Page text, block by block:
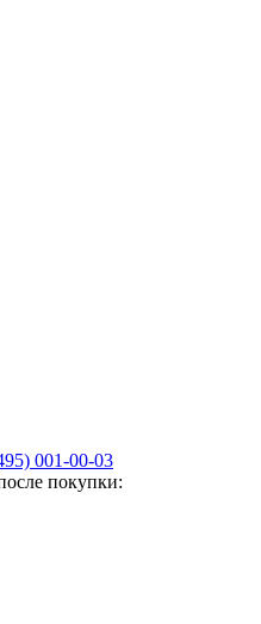
001-00-03
покупки: